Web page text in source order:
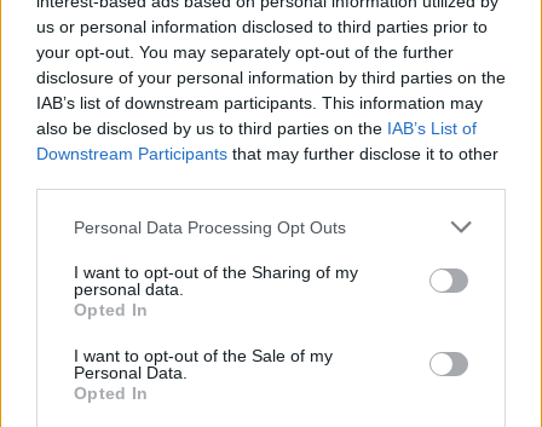
us or personal information disclosed to third parties prior to
your opt-out. You may separately opt-out of the further
disclosure of your personal information by third parties on the
IAB’s list of downstream participants. This information may
also be disclosed by us to third parties on the IAB’s List of
Downstream Participants that may further disclose it to other
Personal Data Processing Opt Outs
I want to opt-out of the Sharing of my
personal data.
Opted In
I want to opt-out of the Sale of my
Personal Data.
Opted In
pasitikėjimą dar labiau sumažins. Šios
istorijos žmonėms apie politikus leis
pasitvirtinti dažnai girdimą nuomonę, esą visi
jie tokie“, – kalbėjo A.Veryga.
– Logiška, kad po tokių skandalų žmonės
kurie galbūt bus doresni.
– Jie pasirodo kone prieš kiekvienus
rinkimus. Sunku prisiminti rinkimus be